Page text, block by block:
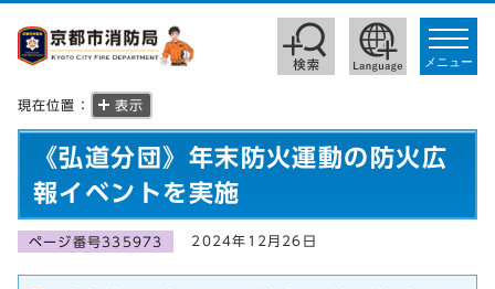
toggle
メニュー
現在位置： 表示
《弘道分団》年末防火運動の防火広
報イベントを実施
ページ番号335973 2024年12月26日